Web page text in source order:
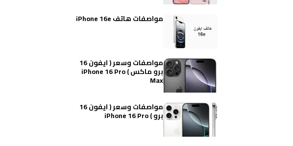
مواصفات هاتف iPhone 16e
مواصفات وسعر ( ايفون 16
برو ماكس ) iPhone 16 Pro
Max
مواصفات وسعر ( ايفون 16
برو ) iPhone 16 Pro